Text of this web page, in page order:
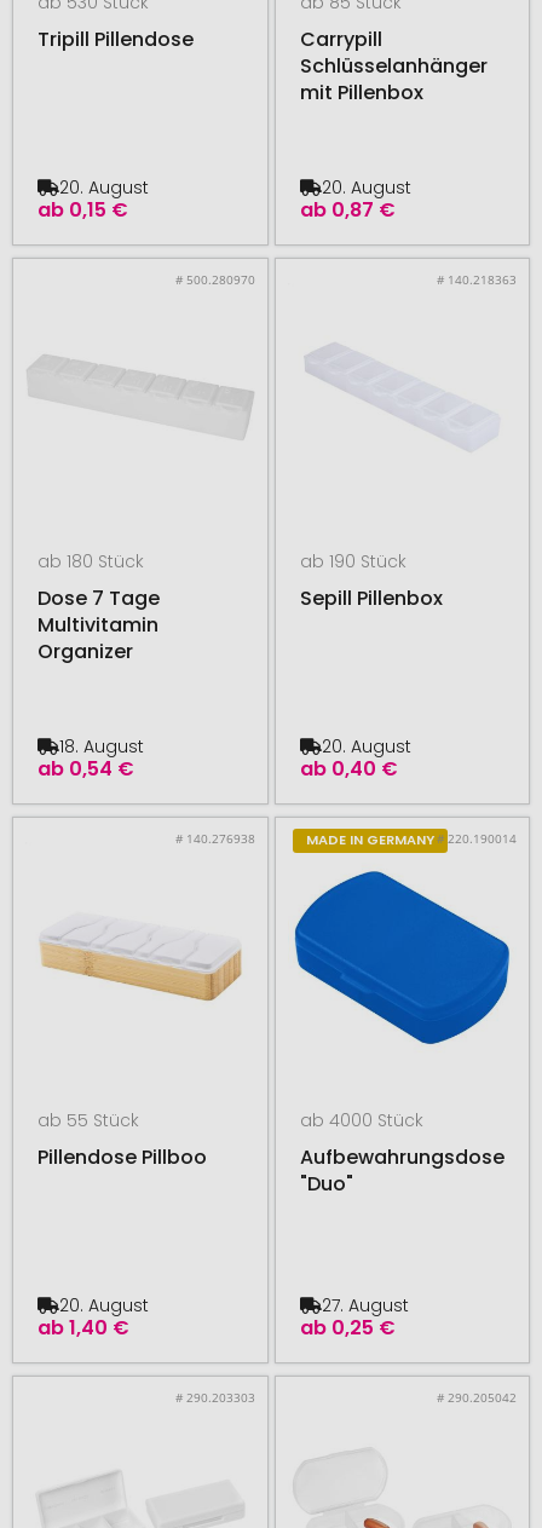
Tripill Pillendose
ab 0,15 €
20. August
Carrypill
Schlüsselanhänger
mit Pillenbox
ab 0,87 €
20. August
# 500.280970
ab 180 Stück
Dose 7 Tage
Multivitamin
Organizer
ab 0,54 €
18. August
# 140.218363
ab 190 Stück
Sepill Pillenbox
ab 0,40 €
20. August
# 140.276938
ab 55 Stück
Pillendose Pillboo
ab1,40 €
20. August
MADE IN GERMANY# 220.190014
ab 4000 Stück
Aufbewahrungsdose
"Duo"
ab 0,25 €
27. August
# 290.203303 # 290.205042